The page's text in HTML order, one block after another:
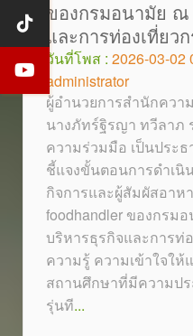
ของกรมอนามัย ณ
และการท่องเที่ยว
วันที่โพส : 2026-03-02
administrator
ผู้อำนวยการสำนักคว
นางภัทร์ฐิรญา ทวีลาภ
ความร่วมมือ เป็นประ
ชี้แจงขั้นตอนการดำเนิ
กิจการและผู้สัมผัสอาห
foodhandler ของกรม
บริหารธุรกิจและการท่
ความรู้ ความเข้าใจใ
สถานศึกษาที่มีความปร
รุ่นที...